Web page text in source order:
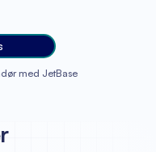
med JetBase